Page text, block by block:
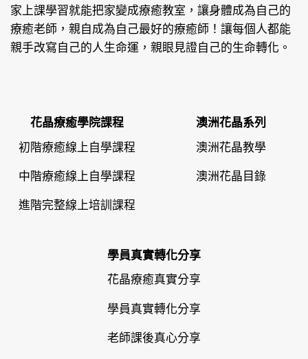
家上課學習就能把家變成療癒教室，讓身體成為自己的
療癒老師，親自成為自己最好的療癒師！讓每個人都能
親手改寫自己的人生命運，親眼見證自己的生命轉化。
花晶療癒學院課程
初階療癒線上自學課程
中階療癒線上自學課程
進階完整線上培訓課程
澳洲花晶系列
澳洲花晶教學
澳洲花晶目錄
學員真實轉化分享
花晶療癒真實分享
學員真實轉化分享
老師課後真心分享